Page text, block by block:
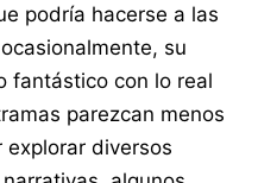
podría hacerse a las
su
fantástico con lo real
parezcan menos
explorar diversos